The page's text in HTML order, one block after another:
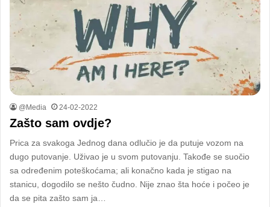
@Media 24-02-2022
Zašto sam ovdje?
Prica za svakoga Jednog dana odlučio je da putuje vozom na
dugo putovanje. Uživao je u svom putovanju. Takođe se suočio
sa određenim poteškoćama; ali konačno kada je stigao na
stanicu, dogodilo se nešto čudno. Nije znao šta hoće i počeo je
da se pita zašto sam ja…